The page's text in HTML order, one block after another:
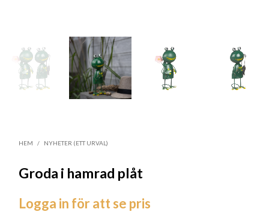
HEM / NYHETER (ETT URVAL)
Groda i hamrad plåt
Logga in för att se pris